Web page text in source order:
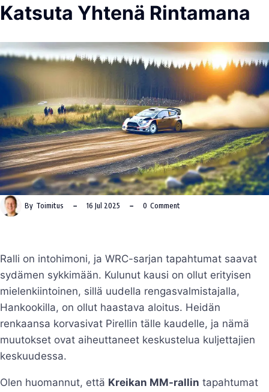
Katsuta Yhtenä Rintamana
By Toimitus 16 Jul 2025 0 Comment
Ralli on intohimoni, ja WRC-sarjan tapahtumat saavat
sydämen sykkimään. Kulunut kausi on ollut erityisen
mielenkiintoinen, sillä uudella rengasvalmistajalla,
Hankookilla, on ollut haastava aloitus. Heidän
renkaansa korvasivat Pirellin tälle kaudelle, ja nämä
muutokset ovat aiheuttaneet keskustelua kuljettajien
keskuudessa.
Olen huomannut, että Kreikan MM-rallin tapahtumat